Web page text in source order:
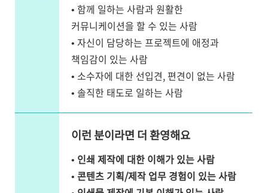
• 함께 일하는 사람과 원활한
커뮤니케이션을 할 수 있는 사람
• 자신이 담당하는 프로젝트에 애정과
책임감이 있는 사람
• 소수자에 대한 선입견, 편견이 없는 사람
• 솔직한 태도로 일하는 사람
이런 분이라면 더 환영해요
• 인쇄 제작에 대한 이해가 있는 사람
• 콘텐츠 기획/제작 업무 경험이 있는 사람